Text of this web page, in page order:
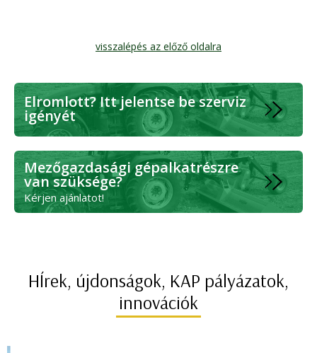
visszalépés az előző oldalra
Elromlott? Itt jelentse be szerviz
igényét
Mezőgazdasági gépalkatrészre
van szüksége?
Kérjen ajánlatot!
HÍrek, újdonságok, KAP pályázatok,
innovációk